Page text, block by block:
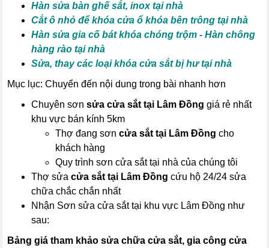
Hàn sửa bàn ghế sắt, inox tại nhà
Cắt ô nhỏ để khóa cửa ổ khóa bên trông tại nhà
Hàn sửa gia cố bát khóa chóng trộm - Hàn chông
hàng rào tại nhà
Sửa, thay các loại khóa cửa sắt bị hư tại nhà
Mục lục: Chuyển đến nội dung trong bài nhanh hơn
Chuyên sơnsửa cửa sắt tại Lâm Đồng giá rẻ nhất
khu vực bán kính 5km
Thợ đang sơncửa sắt tại Lâm Đồng cho
khách hàng
Quy trình sơn cửa sắt tại nhà của chúng tôi
Thợ sửacửa sắt tại Lâm Đồng cứu hộ 24/24 sửa
chữa chắc chắn nhất
Nhận Sơn sửa cửa sắt tại khu vực Lâm Đồng như
sau:
Bảng giá tham khảo sửa chữa cửa sắt, gia công cửa